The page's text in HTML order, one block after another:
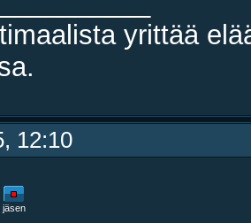
yrittää
12:10
jäsen